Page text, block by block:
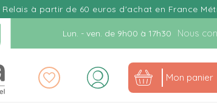
à partir de 60 euros d'achat en France
Lun. - ven. de 9h00 à 17h30 Nous
Mon panier